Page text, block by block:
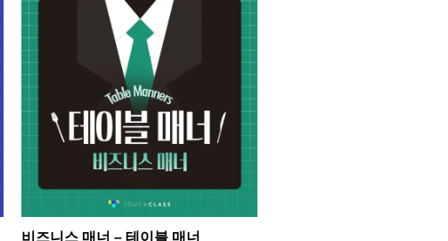
비즈니스 매너 – 테이블 매너